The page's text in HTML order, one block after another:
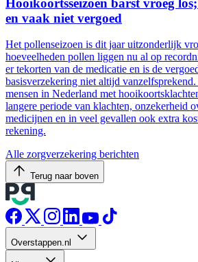
en vaak niet vergoed
Het pollenseizoen is dit jaar uitzonderlijk
hoeveelheden pollen liggen nu al op
er tekorten van de medicatie en is de
basisverzekering niet altijd
mensen in Nederland met
langere periode van klachten, onzekerheid
medicijnen en in veel gevallen ook extra
rekening.
Alle zorgverzekering berichten
Terug naar boven
Overstappen.nl